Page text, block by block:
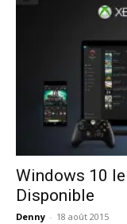
Windows 10
Disponible
Denny - 18 août 2015